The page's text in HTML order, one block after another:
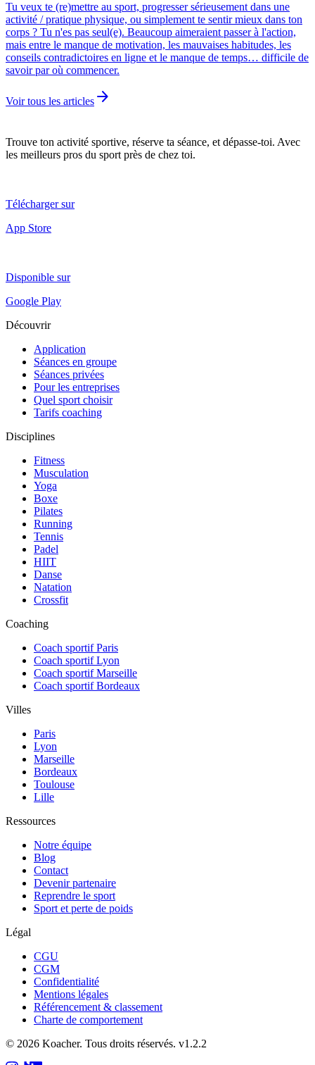
Tu veux te (re)mettre au sport, progresser sérieusement dans une
activité / pratique physique, ou simplement te sentir mieux dans ton
corps ? Tu n'es pas seul(e). Beaucoup aimeraient passer à l'action,
mais entre le manque de motivation, les mauvaises habitudes, les
conseils contradictoires en ligne et le manque de temps… difficile de
savoir par où commencer.
Voir tous les articles arrow_forward
Trouve ton activité sportive, réserve ta séance, et dépasse-toi. Avec
les meilleurs pros du sport près de chez toi.
Télécharger sur
App Store
Disponible sur
Google Play
Découvrir
Application
Séances en groupe
Séances privées
Pour les entreprises
Quel sport choisir
Tarifs coaching
Disciplines
Fitness
Musculation
Yoga
Boxe
Pilates
Running
Tennis
Padel
HIIT
Danse
Natation
Crossfit
Coaching
Coach sportif Paris
Coach sportif Lyon
Coach sportif Marseille
Coach sportif Bordeaux
Villes
Paris
Lyon
Marseille
Bordeaux
Toulouse
Lille
Ressources
Notre équipe
Blog
Contact
Devenir partenaire
Reprendre le sport
Sport et perte de poids
Légal
CGU
CGM
Confidentialité
Mentions légales
Référencement & classement
Charte de comportement
© 2026 Koacher. Tous droits réservés. v1.2.2